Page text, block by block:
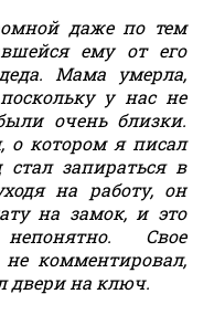
даже по тем
ему от его
Мама умерла,
у нас не
очень близки.
о котором я писал
запираться в
на работу, он
на замок, и это
Свое
комментировал,
двери на ключ.